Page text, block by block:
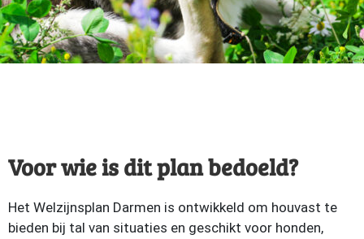
Voor wie is dit plan bedoeld?
Het Welzijnsplan Darmen is ontwikkeld om houvast te
bieden bij tal van situaties en geschikt voor honden,